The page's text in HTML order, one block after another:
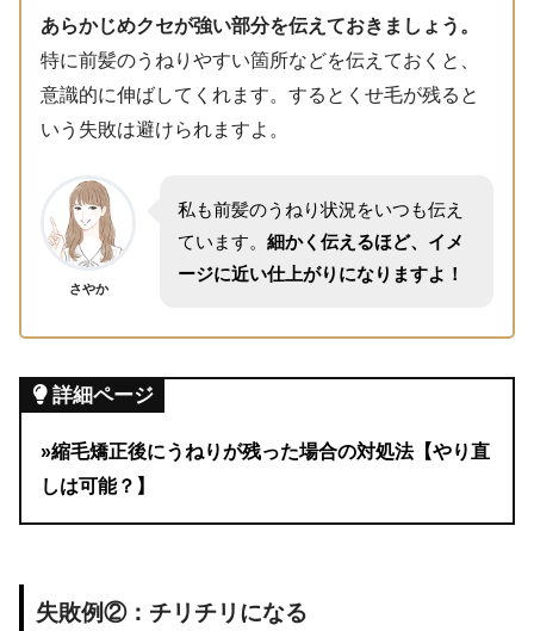
あらかじめクセが強い部分を伝えておきましょう。
特に前髪のうねりやすい箇所などを伝えておくと、
意識的に伸ばしてくれます。するとくせ毛が残ると
いう失敗は避けられますよ。
さやか
私も前髪のうねり状況をいつも伝え
ています。 細かく伝えるほど、イメ
ージに近い仕上がりになりますよ！
詳細ページ
»縮毛矯正後にうねりが残った場合の対処法【やり直
しは可能？】
失敗例②：チリチリになる